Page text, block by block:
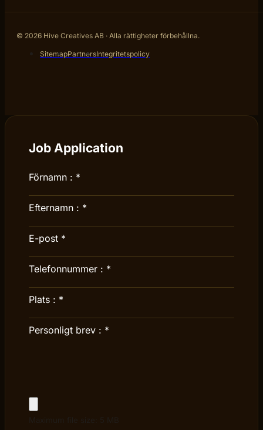
© 2026 Hive Creatives AB · Alla rättigheter förbehållna.
SitemapPartnersIntegritetspolicy
Job Application
Förnamn : *
Efternamn : *
E-post *
Telefonnummer : *
Plats : *
Personligt brev : *